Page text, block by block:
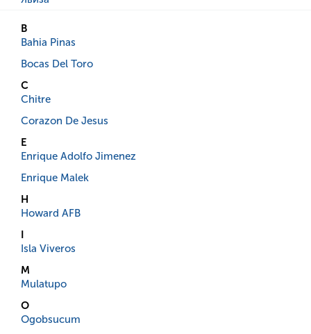
B
Bahia Pinas
Bocas Del Toro
C
Chitre
Corazon De Jesus
E
Enrique Adolfo Jimenez
Enrique Malek
H
Howard AFB
Isla Viveros
M
Mulatupo
O
Ogobsucum